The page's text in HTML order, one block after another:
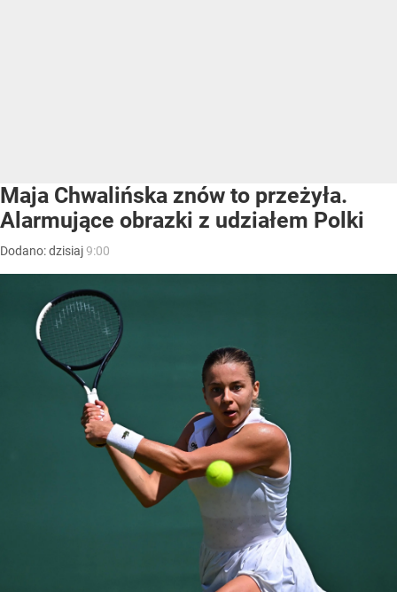
Maja Chwalińska znów to przeżyła.
Alarmujące obrazki z udziałem Polki
Dodano:dzisiaj9:00